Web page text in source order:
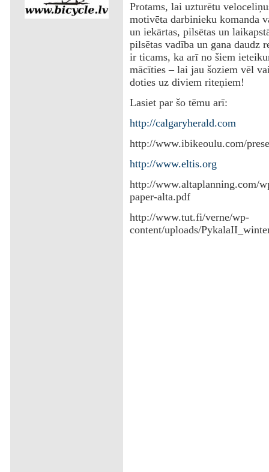
‌Protams, lai uzturētu
motivēta darbinieku komanda
un iekārtas, pilsētas un
pilsētas vadība un gana daudz
ir ticams, ka arī no šiem
mācīties – lai jau šoziem vēl
doties uz diviem riteņiem!
‌Lasiet par šo tēmu arī:
http://calgaryherald.com
‌http://www.ibikeoulu.com/
http://www.eltis.org
‌http://www.altaplanning.com/
paper-alta.pdf
‌http://www.tut.fi/verne/wp-
content/uploads/